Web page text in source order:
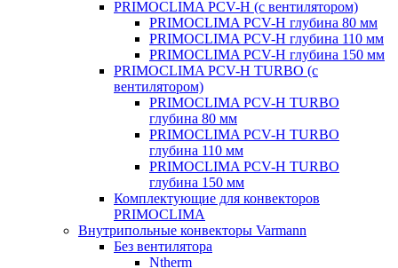
PRIMOCLIMA PCV-H (c вентилятором)
PRIMOCLIMA PCV-H глубина 80 мм
PRIMOCLIMA PCV-H глубина 110 мм
PRIMOCLIMA PCV-H глубина 150 мм
PRIMOCLIMA PCV-H TURBO (c
вентилятором)
PRIMOCLIMA PCV-H TURBO
глубина 80 мм
PRIMOCLIMA PCV-H TURBO
глубина 110 мм
PRIMOCLIMA PCV-H TURBO
глубина 150 мм
Комплектующие для конвекторов
PRIMOCLIMA
Внутрипольные конвекторы Varmann
Без вентилятора
Ntherm